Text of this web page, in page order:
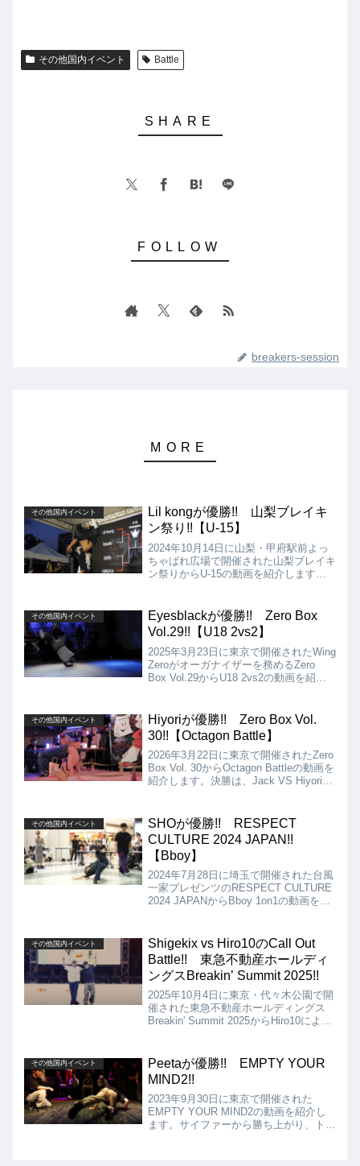
その他国内イベント Battle
breakers-session
その他国内イベント
Lil kongが優勝!! 山梨ブレイキ
ン祭り!!【U-15】
2024年10月14日に山梨・甲府駅前よっ
ちゃばれ広場で開催された山梨ブレイキ
ン祭りからU‐15の動画を紹介します。
た!!
その他国内イベント
Eyesblackが優勝!! Zero Box
Vol.29!!【U18 2vs2】
2025年3月23日に東京で開催されたWing
Zeroがオーガナイザーを務めるZero
Box Vol.29からU18 2vs2の動画を紹介
となりました!!
その他国内イベント
Hiyoriが優勝!! Zero Box Vol.
30!!【Octagon Battle】
2026年3月22日に東京で開催されたZero
Box Vol. 30からOctagon Battleの動画を
紹介します。決勝は、Jack VS Hiyoriと
その他国内イベント
SHOが優勝!! RESPECT
CULTURE 2024 JAPAN!!
【Bboy】
2024年7月28日に埼玉で開催された台風
一家プレゼンツのRESPECT CULTURE
2024 JAPANからBboy 1on1の動画を紹
した!!
その他国内イベント
Shigekix vs Hiro10のCall Out
Battle!! 東急不動産ホールディ
ングスBreakin’ Summit 2025!!
2025年10月4日に東京・代々木公園で開
催された東急不動産ホールディングス
Breakin' Summit 2025からHiro10による
るトップBboy2人によるバトルというだ
けに、お客さんからすれば嬉しいハプニ
ングですね!!
その他国内イベント
Peetaが優勝!! EMPTY YOUR
MIND2!!
2023年9月30日に東京で開催された
EMPTY YOUR MIND2の動画を紹介し
ます。サイファーから勝ち上がり、トー